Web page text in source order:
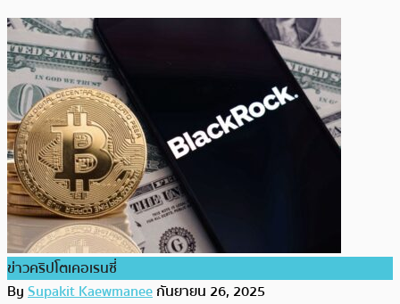
ข่าวคริปโตเคอเรนซี่
BySupakit Kaewmaneeกันยายน 26, 2025